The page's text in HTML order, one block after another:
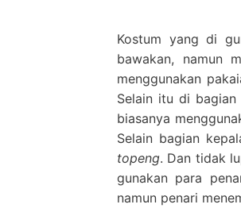
Kostum yang di
bawakan, namun
menggunakan
Selain itu di
biasanya
Selain bagian
topeng. Dan tidak
gunakan para
namun penari